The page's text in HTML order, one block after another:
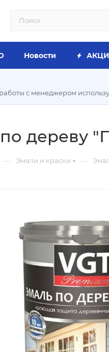
Новости
с менеджером
дереву
— Эмали и краски —